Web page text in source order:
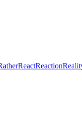
ReactReaction